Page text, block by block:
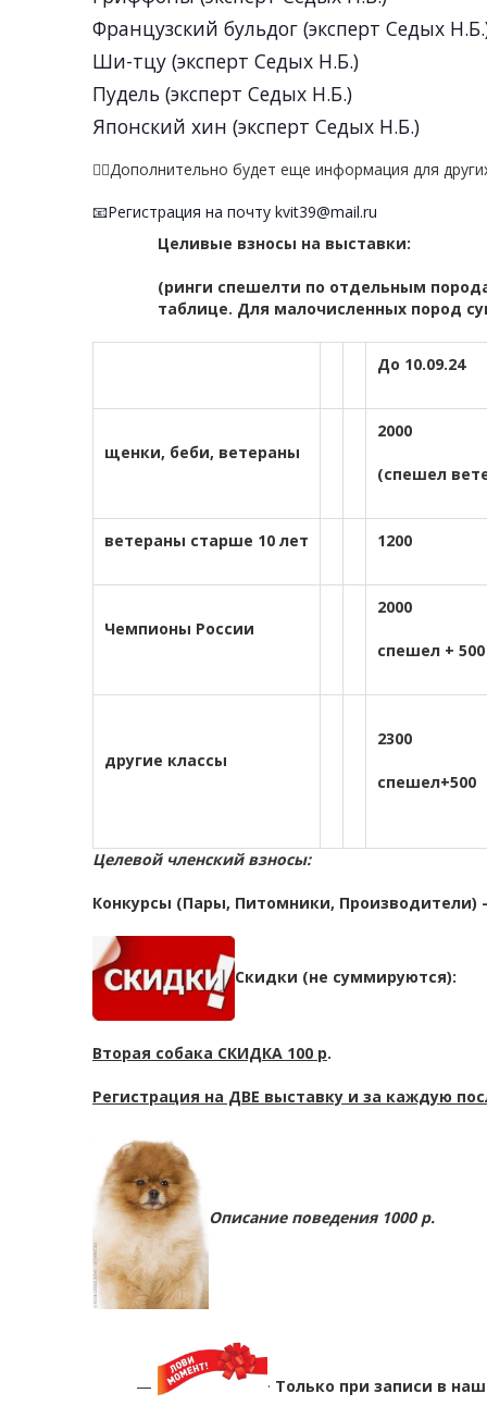
Французский бульдог (эксперт Седых
Ши-тцу (эксперт Седых Н.Б.)
Пудель (эксперт Седых Н.Б.)
Японский хин (эксперт Седых Н.Б.)
✍🏻Дополнительно будет еще информация для
📧Регистрация на почту kvit39@mail.ru
Целивые взносы на выставки:
(ринги спешелти по отдельным
таблице. Для малочисленных пород
До 10.09.24
щенки, беби, ветераны
2000
(спешел
ветераны старше 10 лет 1200
Чемпионы России
2000
спешел + 500
другие классы
2300
спешел+500
Целевой членский взносы:
Конкурсы (Пары, Питомники, Производители)
Скидки (не суммируются):
Вторая собака СКИДКА 100 р.
Регистрация на ДВЕ выставку и за каждую
Описание поведения 1000 р.
· Только при записи в